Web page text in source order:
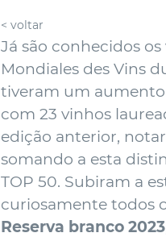
< voltar
Já são conhecidos
Mondiales des Vins
tiveram um
com 23 vinhos
edição anterior,
somando a esta
TOP 50. Subiram a
curiosamente todos
Reserva branco 2023